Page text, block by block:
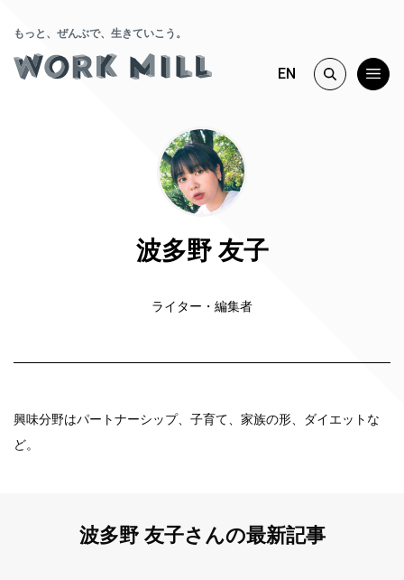
もっと、ぜんぶで、生きていこう。
EN
波多野 友子
ライター・編集者
興味分野はパートナーシップ、子育て、家族の形、ダイエットな
ど。
波多野 友子さんの最新記事